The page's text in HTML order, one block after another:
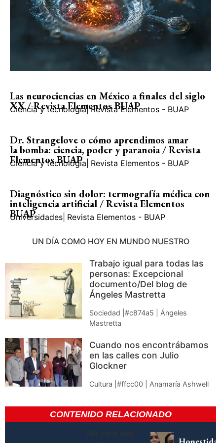
Las neurociencias en México a finales del siglo
XX / Revista Elementos BUAP
Ciencia y tecnología| Revista Elementos - BUAP
Dr. Strangelove o cómo aprendimos amar
la bomba: ciencia, poder y paranoia / Revista
Elementos BUAP
Ciencia y tecnología Revista Elementos - BUAP
Diagnóstico sin dolor: termografía médica con
inteligencia artificial / Revista Elementos
BUAP
Universidades Revista Elementos - BUAP
UN DÍA COMO HOY EN MUNDO NUESTRO
Trabajo igual para todas las
personas: Excepcional
documento/Del blog de
Ángeles Mastretta
Sociedad |#c874a5 | Ángeles
Mastretta
Cuando nos encontrábamos
en las calles con Julio
Glockner
Cultura |#ffcc00 | Anamaría Ashwell
CONTENIDO RELACIONADO
No data was